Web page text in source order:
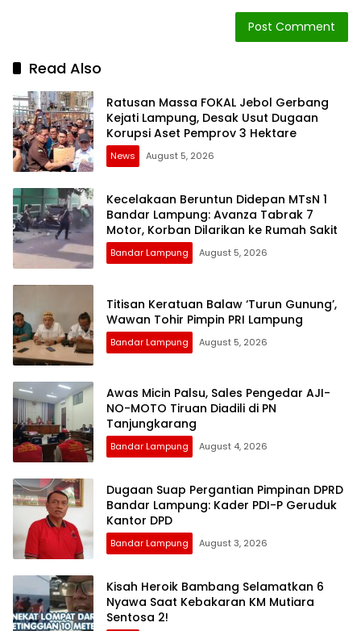
Read Also
Ratusan Massa FOKAL Jebol Gerbang
Kejati Lampung, Desak Usut Dugaan
Korupsi Aset Pemprov 3 Hektare
News August 5, 2026
Kecelakaan Beruntun Didepan MTsN 1
Bandar Lampung: Avanza Tabrak 7
Motor, Korban Dilarikan ke Rumah Sakit
Bandar Lampung August 5, 2026
Titisan Keratuan Balaw ‘Turun Gunung’,
Wawan Tohir Pimpin PRI Lampung
Bandar Lampung August 5, 2026
Awas Micin Palsu, Sales Pengedar AJI-
NO-MOTO Tiruan Diadili di PN
Tanjungkarang
Bandar Lampung August 4, 2026
Dugaan Suap Pergantian Pimpinan DPRD
Bandar Lampung: Kader PDI-P Geruduk
Kantor DPD
Bandar Lampung August 3, 2026
Kisah Heroik Bambang Selamatkan 6
Nyawa Saat Kebakaran KM Mutiara
Sentosa 2!